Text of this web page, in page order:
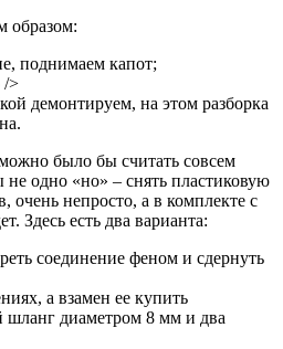
образом:
поднимаем капот;
/>
демонтируем, на этом разборка
было бы считать совсем
одно «но» – снять пластиковую
непросто, а в комплекте с
Здесь есть два варианта:
соединение феном и сдернуть
а взамен ее купить
диаметром 8 мм и два